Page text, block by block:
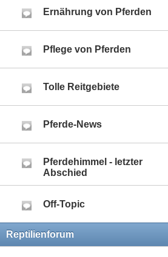
Ernährung von Pferden
Pflege von Pferden
Tolle Reitgebiete
Pferde-News
Pferdehimmel - letzter
Abschied
Off-Topic
Reptilienforum